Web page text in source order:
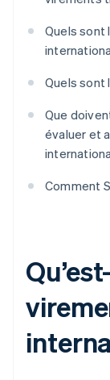
Quels sont
Quels sont
Que
évaluer et
Comment